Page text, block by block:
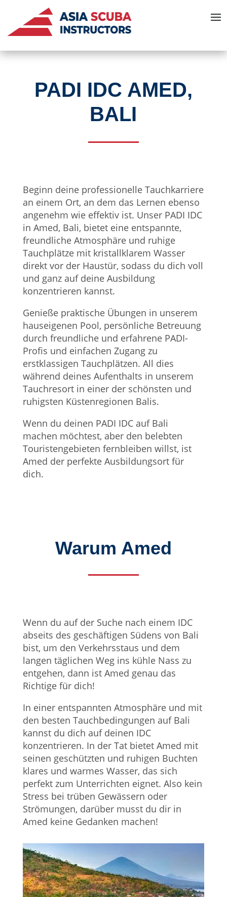
PADI IDC AMED,
BALI
Beginn deine professionelle Tauchkarriere
an einem Ort, an dem das Lernen ebenso
angenehm wie effektiv ist. Unser PADI IDC
in Amed, Bali, bietet eine entspannte,
freundliche Atmosphäre und ruhige
Tauchplätze mit kristallklarem Wasser
direkt vor der Haustür, sodass du dich voll
und ganz auf deine Ausbildung
konzentrieren kannst.
Genieße praktische Übungen in unserem
hauseigenen Pool, persönliche Betreuung
durch freundliche und erfahrene PADI-
Profis und einfachen Zugang zu
erstklassigen Tauchplätzen. All dies
während deines Aufenthalts in unserem
Tauchresort in einer der schönsten und
ruhigsten Küstenregionen Balis.
Wenn du deinen PADI IDC auf Bali
machen möchtest, aber den belebten
Touristengebieten fernbleiben willst, ist
Amed der perfekte Ausbildungsort für
dich.
Warum Amed
Wenn du auf der Suche nach einem IDC
abseits des geschäftigen Südens von Bali
bist, um den Verkehrsstaus und dem
langen täglichen Weg ins kühle Nass zu
entgehen, dann ist Amed genau das
Richtige für dich!
In einer entspannten Atmosphäre und mit
den besten Tauchbedingungen auf Bali
kannst du dich auf deinen IDC
konzentrieren. In der Tat bietet Amed mit
seinen geschützten und ruhigen Buchten
klares und warmes Wasser, das sich
perfekt zum Unterrichten eignet. Also kein
Stress bei trüben Gewässern oder
Strömungen, darüber musst du dir in
Amed keine Gedanken machen!